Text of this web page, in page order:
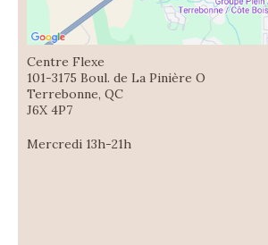
Centre Flexe
101-3175 Boul. de La Pinière O
Terrebonne, QC
J6X 4P7
Mercredi 13h-21h